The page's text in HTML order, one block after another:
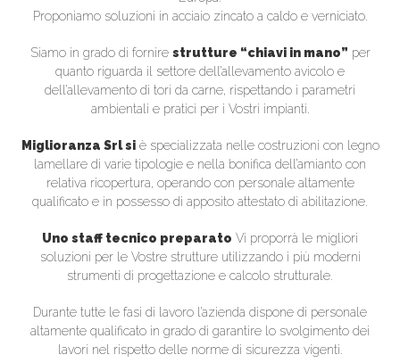
Proponiamo soluzioni in acciaio zincato a caldo e verniciato.
Siamo in grado di fornire strutture “chiavi in mano” per
quanto riguarda il settore dell’allevamento avicolo e
dell’allevamento di tori da carne, rispettando i parametri
ambientali e pratici per i Vostri impianti.
Miglioranza Srl siè specializzata nelle costruzioni con legno
lamellare di varie tipologie e nella bonifica dell’amianto con
relativa ricopertura, operando con personale altamente
qualificato e in possesso di apposito attestato di abilitazione.
Uno staff tecnico preparato Vi proporrà le migliori
soluzioni per le Vostre strutture utilizzando i più moderni
strumenti di progettazione e calcolo strutturale.
Durante tutte le fasi di lavoro l’azienda dispone di personale
altamente qualificato in grado di garantire lo svolgimento dei
lavori nel rispetto delle norme di sicurezza vigenti.